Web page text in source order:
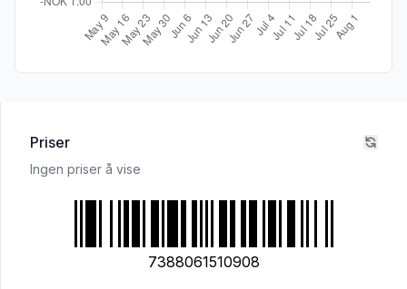
Priser
Ingen priser å vise
7388061510908